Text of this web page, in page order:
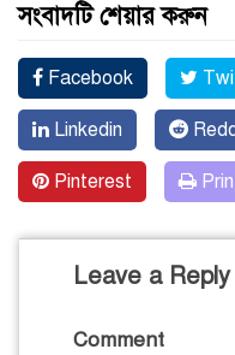
সংবাদটি শেয়ার করুন
Facebook
Linkedin
Pinterest
Leave a Reply
Comment